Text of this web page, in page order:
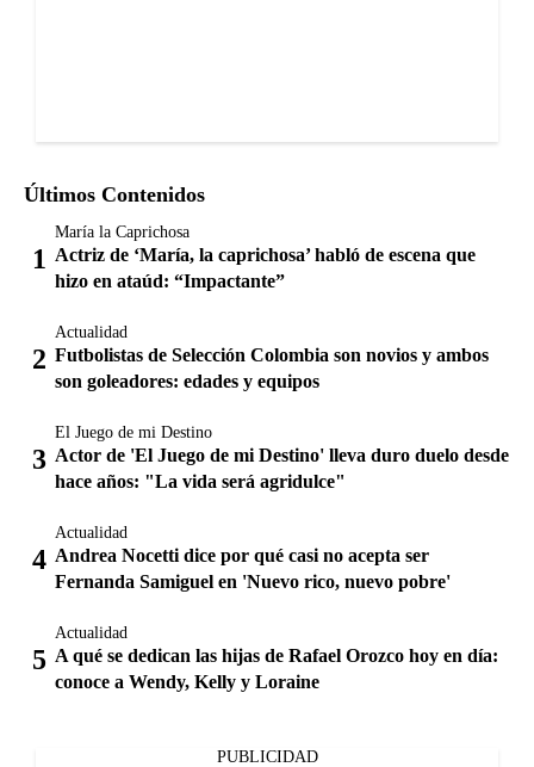
Últimos Contenidos
María la Caprichosa
Actriz de ‘María, la caprichosa’ habló de escena que
hizo en ataúd: “Impactante”
Actualidad
Futbolistas de Selección Colombia son novios y ambos
son goleadores: edades y equipos
El Juego de mi Destino
Actor de 'El Juego de mi Destino' lleva duro duelo desde
hace años: "La vida será agridulce"
Actualidad
Andrea Nocetti dice por qué casi no acepta ser
Fernanda Samiguel en 'Nuevo rico, nuevo pobre'
Actualidad
A qué se dedican las hijas de Rafael Orozco hoy en día:
conoce a Wendy, Kelly y Loraine
PUBLICIDAD